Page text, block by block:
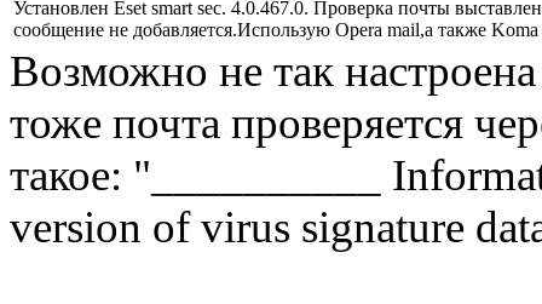
Установлен Eset smart sec. 4.0.467.0. Проверка почты
сообщение не добавляется.Использую Opera mail,а также
Возможно не так
тоже почта проверяется
такое: "__________
version of virus signature